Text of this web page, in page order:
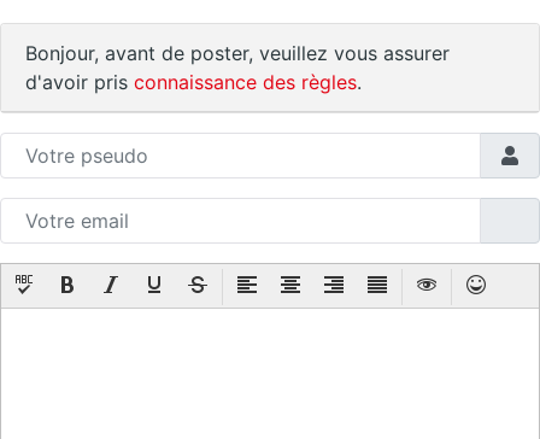
Bonjour, avant de poster, veuillez vous assurer
d'avoir pris connaissance des règles.